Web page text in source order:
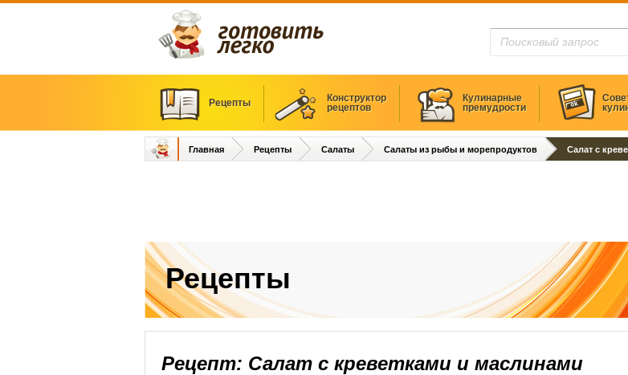
Рецепты
Конструктор
рецептов
Кулинарные
премудрости
Главная Рецепты Салаты Салаты из рыбы и морепродуктов Салат с
Рецепты
Рецепт: Салат с креветками и маслинами